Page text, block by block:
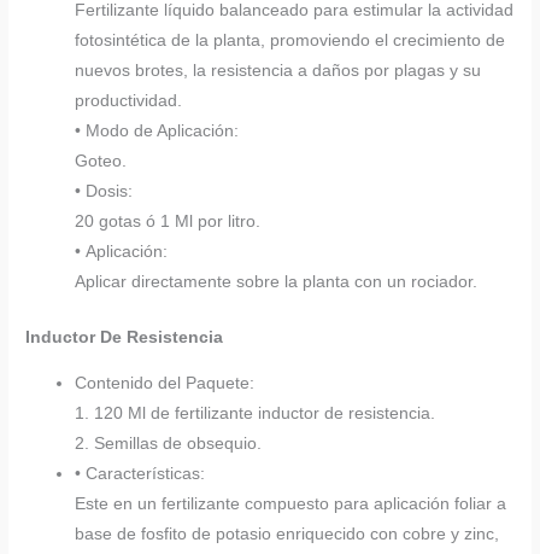
Fertilizante líquido balanceado para estimular la actividad
fotosintética de la planta, promoviendo el crecimiento de
nuevos brotes, la resistencia a daños por plagas y su
productividad.
• Modo de Aplicación:
Goteo.
• Dosis:
20 gotas ó 1 Ml por litro.
• Aplicación:
Aplicar directamente sobre la planta con un rociador.
Inductor De Resistencia
Contenido del Paquete:
1. 120 Ml de fertilizante inductor de resistencia.
2. Semillas de obsequio.
• Características:
Este en un fertilizante compuesto para aplicación foliar a
base de fosfito de potasio enriquecido con cobre y zinc,